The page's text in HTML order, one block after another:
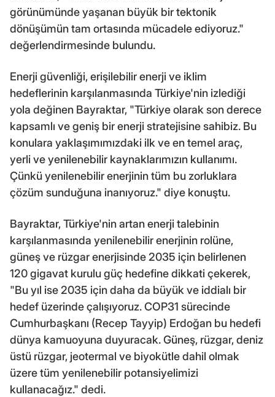
görünümünde yaşanan büyük bir tektonik
dönüşümün tam ortasında mücadele ediyoruz."
değerlendirmesinde bulundu.
Enerji güvenliği, erişilebilir enerji ve iklim
hedeflerinin karşılanmasında Türkiye'nin izlediği
yola değinen Bayraktar, "Türkiye olarak son derece
kapsamlı ve geniş bir enerji stratejisine sahibiz. Bu
konulara yaklaşımımızdaki ilk ve en temel araç,
yerli ve yenilenebilir kaynaklarımızın kullanımı.
Çünkü yenilenebilir enerjinin tüm bu zorluklara
çözüm sunduğuna inanıyoruz." diye konuştu.
Bayraktar, Türkiye'nin artan enerji talebinin
karşılanmasında yenilenebilir enerjinin rolüne,
güneş ve rüzgar enerjisinde 2035 için belirlenen
120 gigavat kurulu güç hedefine dikkati çekerek,
"Bu yıl ise 2035 için daha da büyük ve iddialı bir
hedef üzerinde çalışıyoruz. COP31 sürecinde
Cumhurbaşkanı (Recep Tayyip) Erdoğan bu hedefi
dünya kamuoyuna duyuracak. Güneş, rüzgar, deniz
üstü rüzgar, jeotermal ve biyokütle dahil olmak
üzere tüm yenilenebilir potansiyelimizi
kullanacağız." dedi.